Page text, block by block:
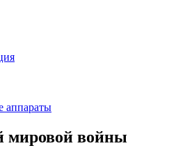
аппараты
мировой войны